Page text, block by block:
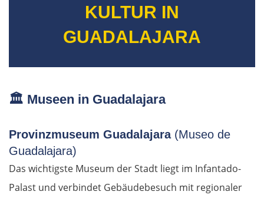
KULTUR IN
GUADALAJARA
🏛️ Museen in Guadalajara
Provinzmuseum Guadalajara(Museo de
Guadalajara)
Das wichtigste Museum der Stadt liegt im Infantado-
Palast und verbindet Gebäudebesuch mit regionaler
Dresden
Pirna